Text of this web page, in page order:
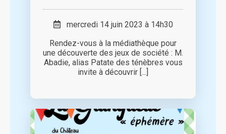
mercredi 14 juin 2023 à 14h30
Rendez-vous à la médiathèque pour
une découverte des jeux de société : M.
Abadie, alias Patate des ténèbres vous
invite à découvrir [...]